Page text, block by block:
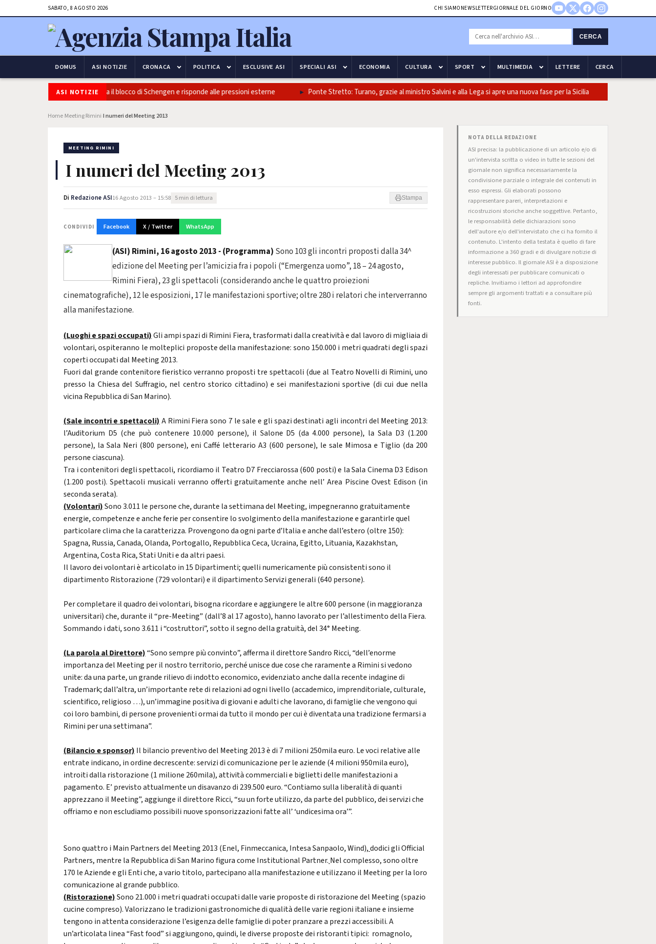
SABATO, 8 AGOSTO 2026 CHI SIAMO NEWSLETTERGIORNALE DEL GIORNO
CERCA
DOMUS ASI NOTIZIE CRONACA POLITICA ESCLUSIVE ASI SPECIALI ASI ECONOMIA CULTURA SPORT MULTIMEDIA LETTERE CERCA
ASI NOTIZIE
e frontiere: l’Italia conferma il blocco di Schengen e risponde alle pressioni esterne Ponte Stretto: Turano, grazie al ministro Salvini e alla Lega si apre una nuova fase per la Sicilia
Home Meeting Rimini I numeri del Meeting 2013
MEETING RIMINI
I numeri del Meeting 2013
Di Redazione ASI16 Agosto 2013 – 15:58 5 min di lettura Stampa
CONDIVIDI Facebook X / Twitter WhatsApp
(ASI) Rimini, 16 agosto 2013 - (Programma) Sono 103 gli incontri proposti dalla 34^
edizione del Meeting per l’amicizia fra i popoli (“Emergenza uomo”, 18 – 24 agosto,
Rimini Fiera), 23 gli spettacoli (considerando anche le quattro proiezioni
cinematografiche), 12 le esposizioni, 17 le manifestazioni sportive; oltre 280 i relatori che interverranno
alla manifestazione.
(Luoghi e spazi occupati)Gli ampi spazi di Rimini Fiera, trasformati dalla creatività e dal lavoro di migliaia di
volontari, ospiteranno le molteplici proposte della manifestazione: sono 150.000 i metri quadrati degli spazi
coperti occupati dal Meeting 2013.
Fuori dal grande contenitore fieristico verranno proposti tre spettacoli (due al Teatro Novelli di Rimini, uno
presso la Chiesa del Suffragio, nel centro storico cittadino) e sei manifestazioni sportive (di cui due nella
vicina Repubblica di San Marino).
(Sale incontri e spettacoli) A Rimini Fiera sono 7 le sale e gli spazi destinati agli incontri del Meeting 2013:
l’Auditorium D5 (che può contenere 10.000 persone), il Salone D5 (da 4.000 persone), la Sala D3 (1.200
persone), la Sala Neri (800 persone), eni Caffé letterario A3 (600 persone), le sale Mimosa e Tiglio (da 200
persone ciascuna).
Tra i contenitori degli spettacoli, ricordiamo il Teatro D7 Frecciarossa (600 posti) e la Sala Cinema D3 Edison
(1.200 posti). Spettacoli musicali verranno offerti gratuitamente anche nell’ Area Piscine Ovest Edison (in
seconda serata).
(Volontari)Sono 3.011 le persone che, durante la settimana del Meeting, impegneranno gratuitamente
energie, competenze e anche ferie per consentire lo svolgimento della manifestazione e garantirle quel
particolare clima che la caratterizza. Provengono da ogni parte d’Italia e anche dall’estero (oltre 150):
Spagna, Russia, Canada, Olanda, Portogallo, Repubblica Ceca, Ucraina, Egitto, Lituania, Kazakhstan,
Argentina, Costa Rica, Stati Uniti e da altri paesi.
Il lavoro dei volontari è articolato in 15 Dipartimenti; quelli numericamente più consistenti sono il
dipartimento Ristorazione (729 volontari) e il dipartimento Servizi generali (640 persone).
Per completare il quadro dei volontari, bisogna ricordare e aggiungere le altre 600 persone (in maggioranza
universitari) che, durante il “pre-Meeting” (dall’8 al 17 agosto), hanno lavorato per l’allestimento della Fiera.
Sommando i dati, sono 3.611 i “costruttori”, sotto il segno della gratuità, del 34° Meeting.
(La parola al Direttore)“Sono sempre più convinto”, afferma il direttore Sandro Ricci, “dell’enorme
importanza del Meeting per il nostro territorio, perché unisce due cose che raramente a Rimini si vedono
unite: da una parte, un grande rilievo di indotto economico, evidenziato anche dalla recente indagine di
Trademark; dall’altra, un’importante rete di relazioni ad ogni livello (accademico, imprenditoriale, culturale,
scientifico, religioso …), un’immagine positiva di giovani e adulti che lavorano, di famiglie che vengono qui
coi loro bambini, di persone provenienti ormai da tutto il mondo per cui è diventata una tradizione fermarsi a
Rimini per una settimana”.
(Bilancio e sponsor) Il bilancio preventivo del Meeting 2013 è di 7 milioni 250mila euro. Le voci relative alle
entrate indicano, in ordine decrescente: servizi di comunicazione per le aziende (4 milioni 950mila euro),
introiti dalla ristorazione (1 milione 260mila), attività commerciali e biglietti delle manifestazioni a
pagamento. E’ previsto attualmente un disavanzo di 239.500 euro. “Contiamo sulla liberalità di quanti
apprezzano il Meeting”, aggiunge il direttore Ricci, “su un forte utilizzo, da parte del pubblico, dei servizi che
offriamo e non escludiamo possibili nuove sponsorizzazioni fatte all’ ‘undicesima ora’”.
Sono quattro i Main Partners del Meeting 2013 (Enel, Finmeccanica, Intesa Sanpaolo, Wind),dodici gli Official
Partners, mentre la Repubblica di San Marino figura come Institutional Partner. Nel complesso, sono oltre
170 le Aziende e gli Enti che, a vario titolo, partecipano alla manifestazione e utilizzano il Meeting per la loro
comunicazione al grande pubblico.
(Ristorazione)Sono 21.000 i metri quadrati occupati dalle varie proposte di ristorazione del Meeting (spazio
cucine compreso).Valorizzano le tradizioni gastronomiche di qualità delle varie regioni italiane e insieme
tengono in attenta considerazione l’esigenza delle famiglie di poter pranzare a prezzi accessibili. A
un’articolata linea “Fast food” si aggiungono, quindi, le diverse proposte dei ristoranti tipici: romagnolo,
NOTA DELLA REDAZIONE
ASI precisa: la pubblicazione di un articolo e/o di
un'intervista scritta o video in tutte le sezioni del
giornale non significa necessariamente la
condivisione parziale o integrale dei contenuti in
esso espressi. Gli elaborati possono
rappresentare pareri, interpretazioni e
ricostruzioni storiche anche soggettive. Pertanto,
le responsabilità delle dichiarazioni sono
dell'autore e/o dell'intervistato che ci ha fornito il
contenuto. L'intento della testata è quello di fare
informazione a 360 gradi e di divulgare notizie di
interesse pubblico. Il giornale ASI è a disposizione
degli interessati per pubblicare comunicati o
repliche. Invitiamo i lettori ad approfondire
sempre gli argomenti trattati e a consultare più
fonti.